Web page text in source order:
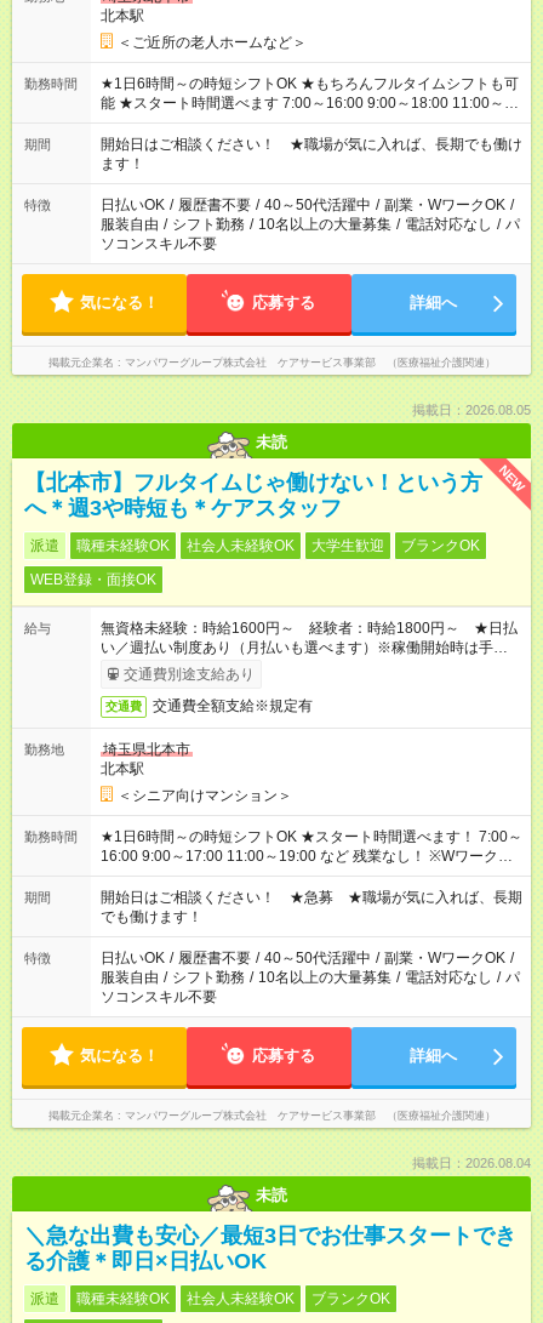
北本駅
＜ご近所の老人ホームなど＞
勤務時間
★1日6時間～の時短シフトOK ★もちろんフルタイムシフトも可
能 ★スタート時間選べます 7:00～16:00 9:00～18:00 11:00～
20:00 など 残業なし！ ※Wワークの場合、他のお仕事と合わせ
週40時間超の就業はご案内できません ※法令に基づき、週20時
間以上勤務は社会保険への加入対象となります ※労働者派遣法
（日雇い派遣の原則禁止）により、短時間・短期間の就業はご
案内が難しい場合があります
期間
開始日はご相談ください！ ★職場が気に入れば、長期でも働け
ます！
特徴 日払いOK / 履歴書不要 / 40～50代活躍中 / 副業・WワークOK /
服装自由 / シフト勤務 / 10名以上の大量募集 / 電話対応なし / パ
ソコンスキル不要
気になる！ 応募する 詳細へ
掲載元企業名 マンパワーグループ株式会社 ケアサービス事業部 （医療福祉介護関連）
掲載日：2026.08.05
未読
NEW
【北本市】フルタイムじゃ働けない！という方
へ＊週3や時短も＊ケアスタッフ
派遣 職種未経験OK 社会人未経験OK 大学生歓迎
ブランクOK
WEB登録・面接OK
給与
無資格未経験：時給1600円～ 経験者：時給1800円～ ★日払
い／週払い制度あり（月払いも選べます）※稼働開始時は手続き
完了次第のお支払いとなります。
交通費別途支給あり
交通費 交通費全額支給※規定有
勤務地
埼玉県北本市
北本駅
＜シニア向けマンション＞
勤務時間
★1日6時間～の時短シフトOK ★スタート時間選べます！ 7:00～
16:00 9:00～17:00 11:00～19:00 など 残業なし！ ※Wワークの
場合、他のお仕事と合わせ週40時間超の就業はご案内できませ
ん ※法令に基づき、週20時間以上勤務は社会保険への加入対象
となります ※労働者派遣法（日雇い派遣の原則禁止）により、
短時間・短期間の就業はご案内が難しい場合があります
期間
開始日はご相談ください！ ★急募 ★職場が気に入れば、長期
でも働けます！
特徴 日払いOK / 履歴書不要 / 40～50代活躍中 / 副業・WワークOK /
服装自由 / シフト勤務 / 10名以上の大量募集 / 電話対応なし / パ
ソコンスキル不要
気になる！ 応募する 詳細へ
掲載元企業名 マンパワーグループ株式会社 ケアサービス事業部 （医療福祉介護関連）
掲載日：2026.08.04
未読
＼急な出費も安心／最短3日でお仕事スタートでき
る介護＊即日×日払いOK
派遣 職種未経験OK 社会人未経験OK
ブランクOK